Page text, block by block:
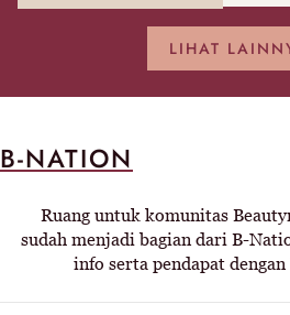
LIHAT
B-NATION
Ruang untuk komunitas
sudah menjadi bagian dari B-
info serta pendapat